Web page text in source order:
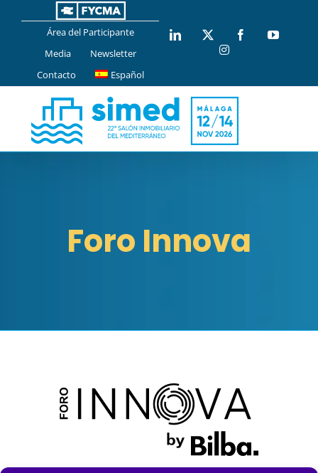
Área del Participante
Media
Newsletter
Contacto
Español
LinkedIn Facebook
Instagram
Foro Innova